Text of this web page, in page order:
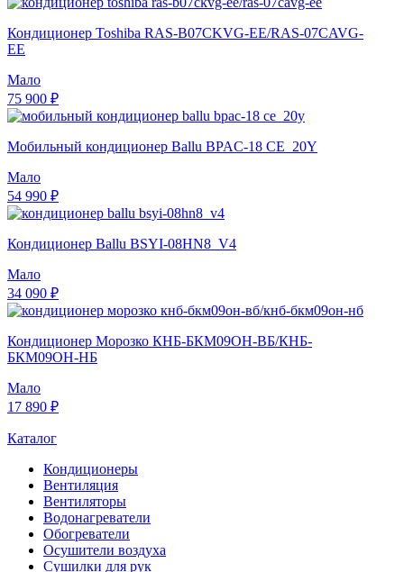
Кондиционер Toshiba RAS-B07CKVG-EE/RAS-07CAVG-
EE
Мало
75 900 ₽
Мобильный кондиционер Ballu BPAC-18 CE_20Y
Мало
54 990 ₽
Кондиционер Ballu BSYI-08HN8_V4
Мало
34 090 ₽
Кондиционер Морозко КНБ-БКМ09ОН-ВБ/КНБ-
БКМ09ОН-НБ
Мало
17 890 ₽
Каталог
Кондиционеры
Вентиляция
Вентиляторы
Водонагреватели
Обогреватели
Осушители воздуха
Сушилки для рук